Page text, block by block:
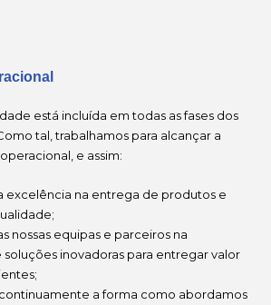
está incluída em todas as fases dos
tal, trabalhamos para alcançar a
e assim:
excelência na entrega de produtos e
nossas equipas e parceiros na
inovadoras para entregar valor
a forma como abordamos